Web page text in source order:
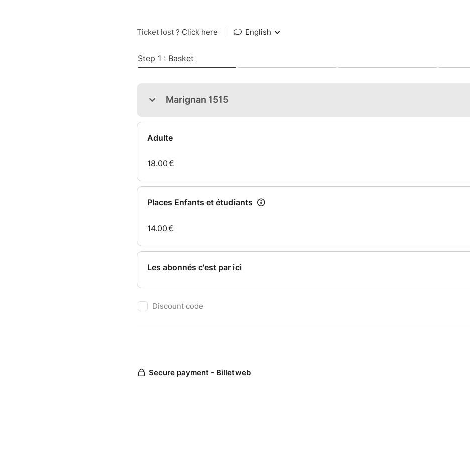
Ticket lost ? Click here English
Step 1 : Basket
Marignan 1515
Adulte
18.00€
Places Enfants et étudiants
14.00€
Les abonnés c'est par ici
Discount code
Secure payment - Billetweb